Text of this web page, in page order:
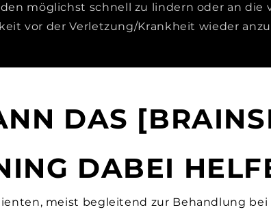
möglichst schnell zu lindern oder an die
vor der Verletzung/Krankheit wieder
DAS
DABEI
meist begleitend zur Behandlung bei